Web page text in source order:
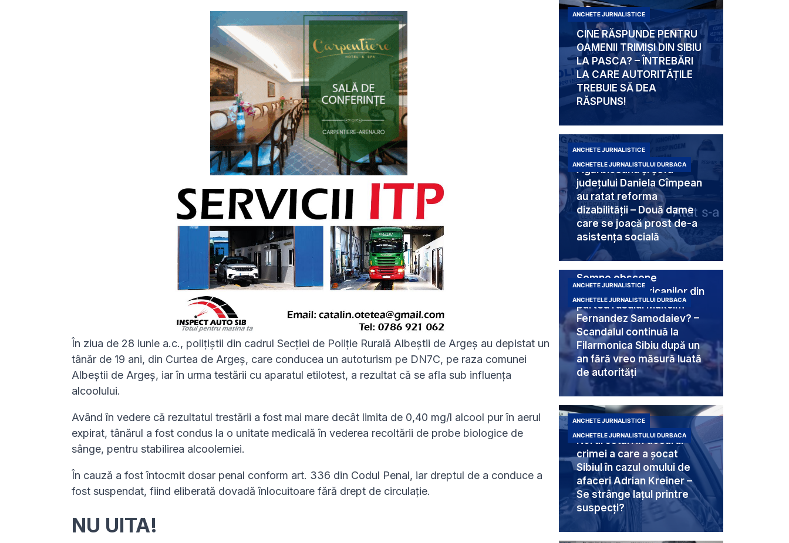
În ziua de 28 iunie a.c., polițiștii din cadrul Secţiei de Poliţie Rurală Albeștii de Argeș au depistat un
tânăr de 19 ani, din Curtea de Argeș, care conducea un autoturism pe DN7C, pe raza comunei
Albeștii de Argeș, iar în urma testării cu aparatul etilotest, a rezultat că se afla sub influența
alcoolului.
Având în vedere că rezultatul trestării a fost mai mare decât limita de 0,40 mg/l alcool pur în aerul
expirat, tânărul a fost condus la o unitate medicală în vederea recoltării de probe biologice de
sânge, pentru stabilirea alcoolemiei.
În cauză a fost întocmit dosar penal conform art. 336 din Codul Penal, iar dreptul de a conduce a
fost suspendat, fiind eliberată dovadă înlocuitoare fără drept de circulație.
NU UITA!
CINE RĂSPUNDE PENTRU
OAMENII TRIMIȘI DIN SIBIU
LA PASCA? – ÎNTREBĂRI
LA CARE AUTORITĂȚILE
TREBUIE SĂ DEA
RĂSPUNS!
ANCHETE JURNALISTICE
Agărbiceanu și șefa
județului Daniela Cîmpean
au ratat reforma
dizabilității – Două dame
care se joacă prost de-a
asistența socială
ANCHETE JURNALISTICE
ANCHETELE JURNALISTULUI DURBACA
Semne obscene
destinate americanilor din
partea rusului Makcim
Fernandez Samodaiev? –
Scandalul continuă la
Filarmonica Sibiu după un
an fără vreo măsură luată
de autorități
ANCHETE JURNALISTICE
ANCHETELE JURNALISTULUI DURBACA
Noi arestări în dosarul
crimei a care a șocat
Sibiul în cazul omului de
afaceri Adrian Kreiner –
Se strânge lațul printre
suspecți?
ANCHETE JURNALISTICE
ANCHETELE JURNALISTULUI DURBACA